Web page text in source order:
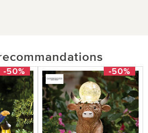
-50% -50%